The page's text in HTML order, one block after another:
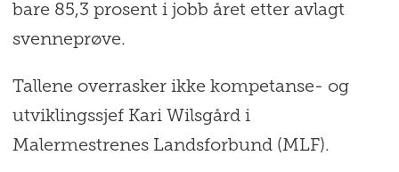
bare 85,3 prosent i jobb året etter avlagt
svenneprøve.
Tallene overrasker ikke kompetanse- og
utviklingssjef Kari Wilsgård i
Malermestrenes Landsforbund (MLF).